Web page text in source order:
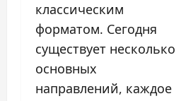
классическим
форматом. Сегодня
существует несколько
основных
направлений, каждое